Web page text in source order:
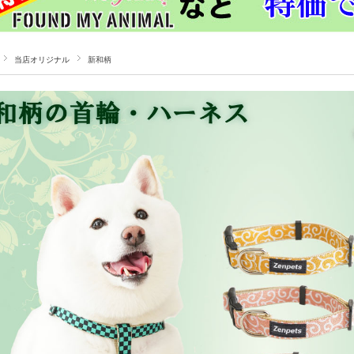
当店オリジナル 新和柄